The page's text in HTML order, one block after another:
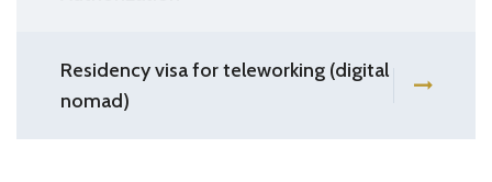
Residency visa for teleworking (digital
nomad)